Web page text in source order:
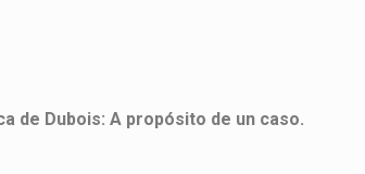
de Dubois: A propósito de un caso.